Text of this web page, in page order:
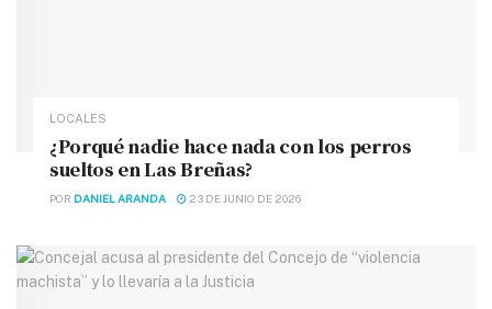
LOCALES
¿Porqué nadie hace nada con los perros
sueltos en Las Breñas?
POR DANIEL ARANDA 23 DE JUNIO DE 2026